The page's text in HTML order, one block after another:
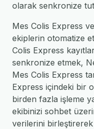
olarak senkronize
Mes Colis Express
ekiplerin otomatize
Colis Express
senkronize etmek,
Mes Colis Express
Express içindeki bir
birden fazla işleme
ekibinizi sohbet
verilerini